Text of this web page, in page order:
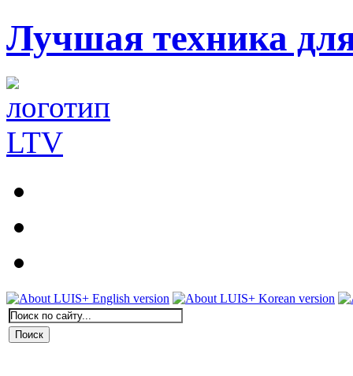
Лучшая техника